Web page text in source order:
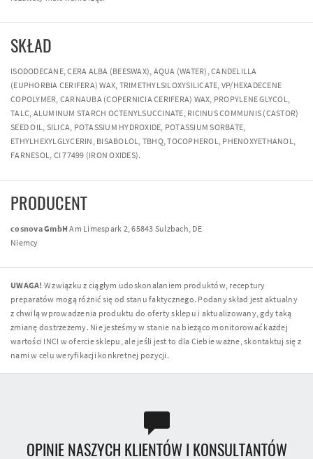
SKŁAD
ISODODECANE, CERA ALBA (BEESWAX), AQUA (WATER), CANDELILLA
(EUPHORBIA CERIFERA) WAX, TRIMETHYLSILOXYSILICATE, VP/HEXADECENE
COPOLYMER, CARNAUBA (COPERNICIA CERIFERA) WAX, PROPYLENE GLYCOL,
TALC, ALUMINUM STARCH OCTENYLSUCCINATE, RICINUS COMMUNIS (CASTOR)
SEED OIL, SILICA, POTASSIUM HYDROXIDE, POTASSIUM SORBATE,
ETHYLHEXYLGLYCERIN, BISABOLOL, TBHQ, TOCOPHEROL, PHENOXYETHANOL,
FARNESOL, CI 77499 (IRON OXIDES).
PRODUCENT
cosnova GmbHAm Limespark 2, 65843 Sulzbach, DE
Niemcy
UWAGA! W związku z ciągłym udoskonalaniem produktów, receptury
preparatów mogą różnić się od stanu faktycznego. Podany skład jest aktualny
z chwilą wprowadzenia produktu do oferty sklepu i aktualizowany, gdy taką
zmianę dostrzeżemy. Nie jesteśmy w stanie na bieżąco monitorować każdej
wartości INCI w ofercie sklepu, ale jeśli jest to dla Ciebie ważne, skontaktuj się z
nami w celu weryfikacji konkretnej pozycji.
OPINIE NASZYCH KLIENTÓW I KONSULTANTÓW